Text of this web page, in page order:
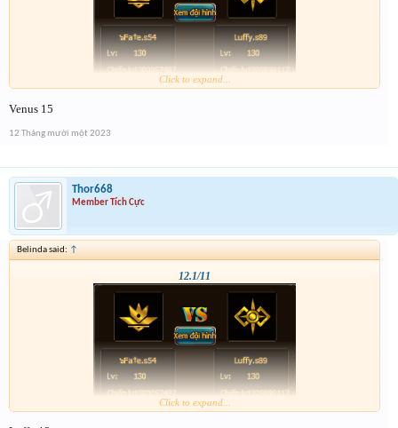
Click to expand...
Venus 15
12 Tháng mười một 2023
Thor668
Member Tích Cực
Belinda said: ↑
12.1/11
Click to expand...